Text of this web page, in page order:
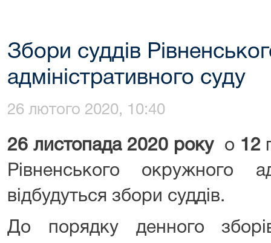
Збори суддів
адміністративного суду
26 лютого 2020, 10:40
26 листопада 2020рокуо 1 2
Рівненського окружного
відбудуться збори суддів.
До порядку денного